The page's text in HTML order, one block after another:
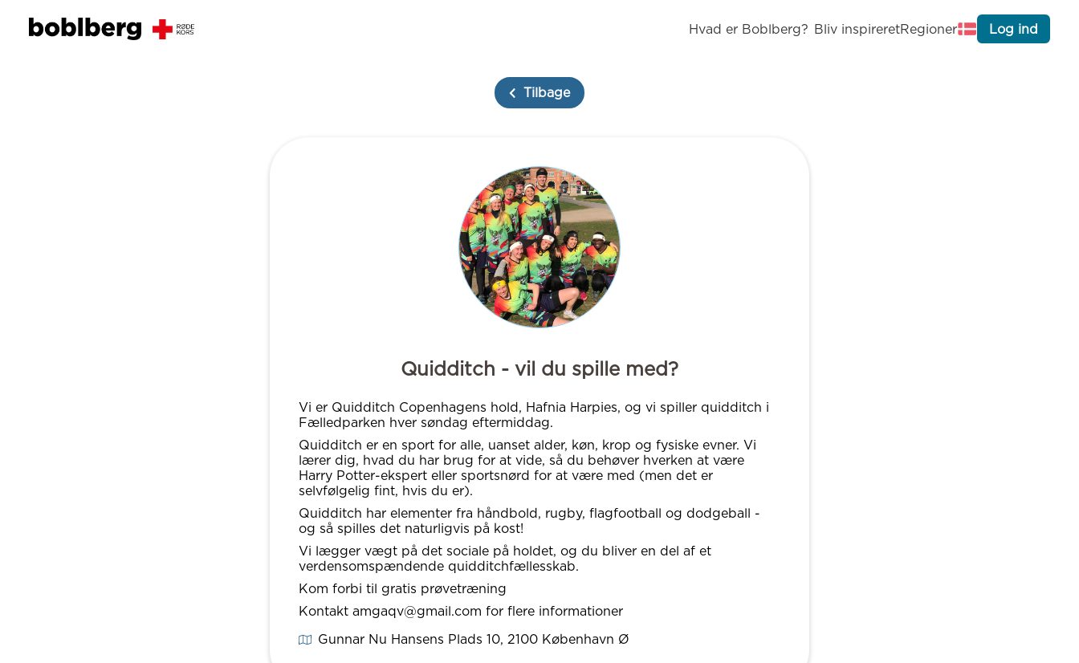
Hvad er Boblberg? Bliv inspireretRegioner Log ind
Tilbage
Quidditch - vil du spille med?
Vi er Quidditch Copenhagens hold, Hafnia Harpies, og vi spiller quidditch i
Fælledparken hver søndag eftermiddag.
Quidditch er en sport for alle, uanset alder, køn, krop og fysiske evner. Vi
lærer dig, hvad du har brug for at vide, så du behøver hverken at være
Harry Potter-ekspert eller sportsnørd for at være med (men det er
selvfølgelig fint, hvis du er).
Quidditch har elementer fra håndbold, rugby, flagfootball og dodgeball -
og så spilles det naturligvis på kost!
Vi lægger vægt på det sociale på holdet, og du bliver en del af et
verdensomspændende quidditchfællesskab.
Kom forbi til gratis prøvetræning
Kontakt amgaqv@gmail.com for flere informationer
Gunnar Nu Hansens Plads 10, 2100København Ø